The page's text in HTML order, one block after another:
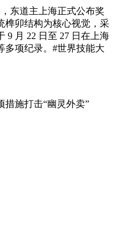
东道主上海正式公布奖
榫卯结构为核心视觉，采
9 月 22 日至 27 日在上海
多项纪录。#世界技能大